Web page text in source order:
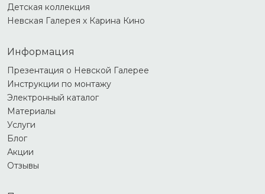
Детская коллекция
Невская Галерея х Карина Кино
Информация
Презентация о Невской Галерее
Инструкции по монтажу
Электронный каталог
Материалы
Услуги
Блог
Акции
Отзывы